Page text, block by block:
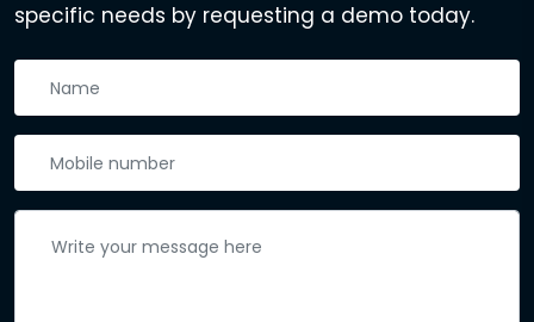
specific needs by requesting a demo today.